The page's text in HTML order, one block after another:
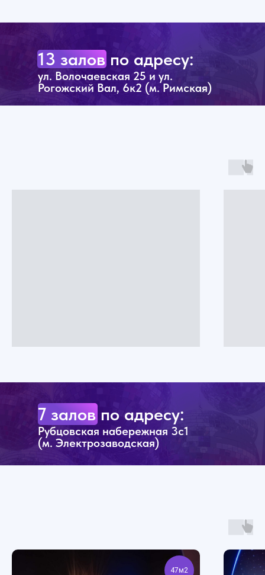
13 залов по адресу:
ул. Волочаевская 25 и ул.
Рогожский Вал, 6к2 (м. Римская)
7 залов по адресу:
Рубцовская набережная 3с1
(м. Электрозаводская)
47м2